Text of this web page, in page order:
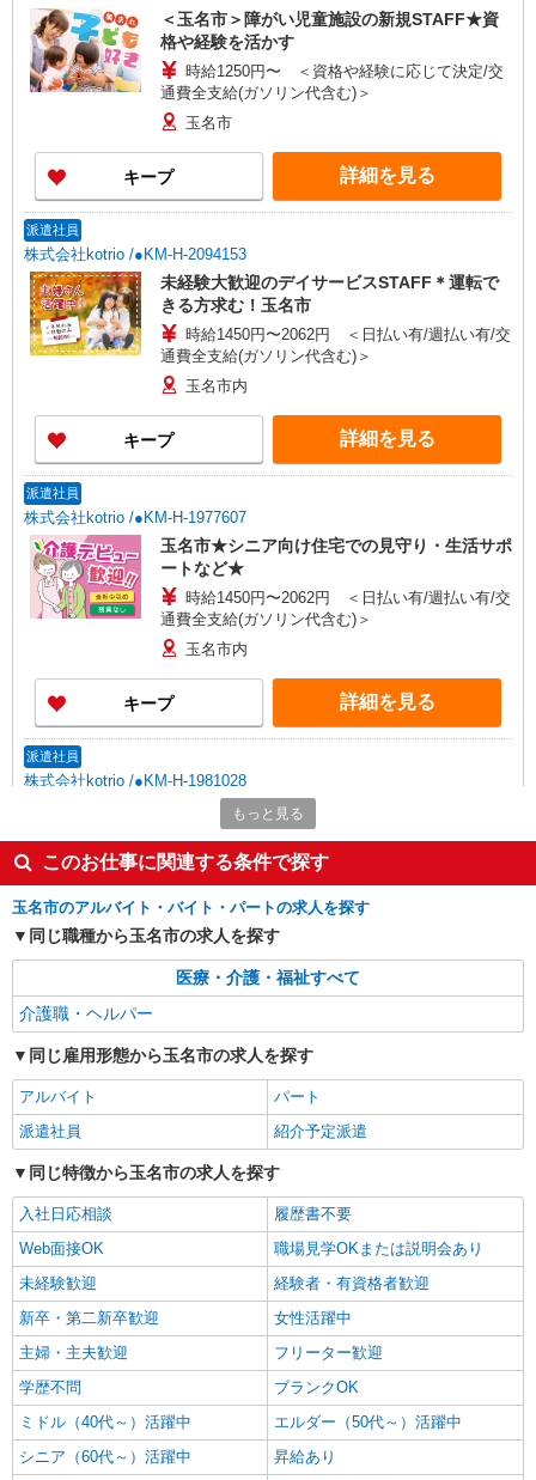
＜玉名市＞障がい児童施設の新規STAFF★資
格や経験を活かす
時給1250円〜 ＜資格や経験に応じて決定/交
通費全支給(ガソリン代含む)＞
玉名市
キープ 詳細を見る
派遣社員
株式会社kotrio /●KM-H-2094153
未経験大歓迎のデイサービスSTAFF＊運転で
きる方求む！玉名市
時給1450円〜2062円 ＜日払い有/週払い有/交
通費全支給(ガソリン代含む)＞
玉名市内
キープ 詳細を見る
派遣社員
株式会社kotrio /●KM-H-1977607
玉名市★シニア向け住宅での見守り・生活サポ
ートなど★
時給1450円〜2062円 ＜日払い有/週払い有/交
通費全支給(ガソリン代含む)＞
玉名市内
キープ 詳細を見る
派遣社員
株式会社kotrio /●KM-H-1981028
<玉名市>高時給&シフト柔軟でいいとこ取り♪
サ高住の補助STAFF
時給1450円〜2062円 ＜日払い有/週払い有/交
通費全支給(ガソリン代含む)＞
玉名市内
キープ 詳細を見る
派遣社員
株式会社kotrio /●KM-H-2067473
で日常サポート！
時給1450円〜2062円 ＜日払い有/週払い有/交
通費全支給(ガソリン代含む)＞
玉名市内
キープ 詳細を見る
派遣社員
株式会社kotrio /●KM-H-2009844
毎日通うのが楽しみになる＊ホテルのような美
しいサ高住のSTAFF
時給1450円〜2062円 ＜日払い有/週払い有/交
通費全支給(ガソリン代含む)＞
玉名市内
もっと見る
このお仕事に関連する条件で探す
玉名市のアルバイト・バイト・パートの求人を探す
同じ職種から玉名市の求人を探す
医療・介護・福祉すべて
介護職・ヘルパー
同じ雇用形態から玉名市の求人を探す
アルバイト
パート
派遣社員
紹介予定派遣
同じ特徴から玉名市の求人を探す
入社日応相談
履歴書不要
Web面接OK
職場見学OKまたは説明会あり
未経験歓迎
経験者・有資格者歓迎
新卒・第二新卒歓迎
女性活躍中
主婦・主夫歓迎
フリーター歓迎
学歴不問
ブランクOK
ミドル（40代～）活躍中
エルダー（50代～）活躍中
シニア（60代～）活躍中
昇給あり